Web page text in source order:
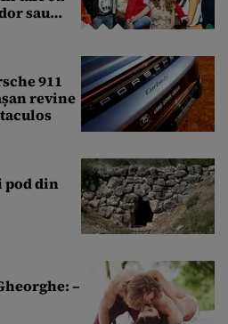
sau
911
revine
pod din
–